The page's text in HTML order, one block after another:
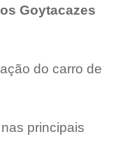
Goytacazes
do carro de
principais